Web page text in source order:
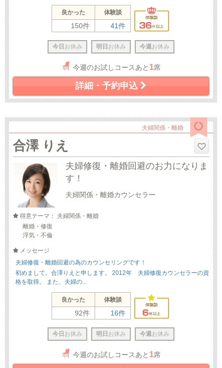
良かった 体験談
150件 41件
今日 お休み 明日 お休み 今週 お休み
今週のお試しコースあと 1席
詳細・予約申込
夫婦関係・離婚
合澤 りえ
夫婦修復・離婚回避のお力になりま
す！
夫婦関係・離婚カウンセラー
得意テーマ： 夫婦関係・離婚
離婚・修復
浮気・不倫
メッセージ
夫婦修復・離婚回避の為のカウンセリングです！
初めまして。合澤りえと申します。 2012年 夫婦修復カウンセラーの資
格を取得。 また、夫婦の...
良かった 体験談
92件 16件
今日 お休み 明日 お休み 今週 お休み
今週のお試しコースあと 1席